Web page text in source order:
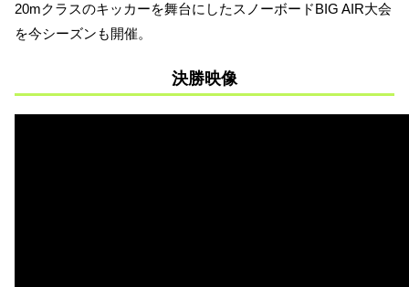
20mクラスのキッカーを舞台にしたスノーボードBIG AIR大会
を今シーズンも開催。
決勝映像